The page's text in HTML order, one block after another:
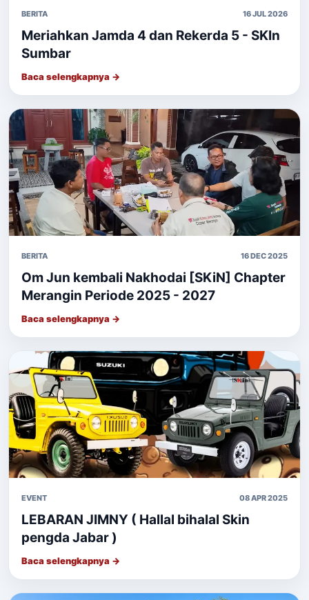
BERITA 16 JUL 2026
Meriahkan Jamda 4 dan Rekerda 5 - SKIn
Sumbar
Baca selengkapnya →
BERITA 16 DEC 2025
Om Jun kembali Nakhodai [SKiN] Chapter
Merangin Periode 2025 - 2027
Baca selengkapnya →
EVENT 08 APR 2025
LEBARAN JIMNY ( Hallal bihalal Skin
pengda Jabar )
Baca selengkapnya →